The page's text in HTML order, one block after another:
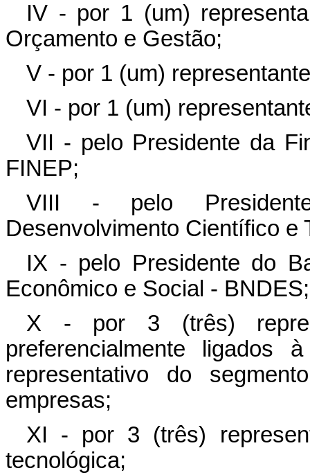
IV - por 1 (um)
Orçamento e Gestão;
V - por 1 (um)
VI - por 1 (um)
VII - pelo Presidente da
FINEP;
VIII - pelo
Desenvolvimento Científico e
IX - pelo Presidente do
Econômico e Social - BNDES;
X - por 3 (três)
preferencialmente ligados
representativo do
empresas;
XI - por 3 (três)
tecnológica;